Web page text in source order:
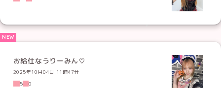
お給仕なうりーみん♡
2025年10月04日 11時47分
5
0